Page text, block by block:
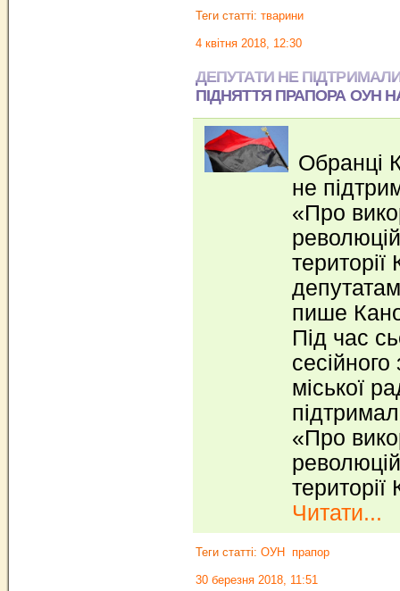
Теги статті: тварини
4 квітня 2018, 12:30
ДЕПУТАТИ НЕ
ПІДНЯТТЯ ПРАПОРА ОУН
Обранці
не
«Про
території
пише
Під час
сесійного
міської
«Про
Читати...
Теги статті: ОУН прапор
30 березня 2018, 11:51